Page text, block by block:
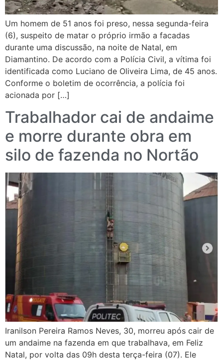
Um homem de 51 anos foi preso, nessa segunda-feira
(6), suspeito de matar o próprio irmão a facadas
durante uma discussão, na noite de Natal, em
Diamantino. De acordo com a Polícia Civil, a vítima foi
identificada como Luciano de Oliveira Lima, de 45 anos.
Conforme o boletim de ocorrência, a polícia foi
acionada por […]
Trabalhador cai de andaime
e morre durante obra em
silo de fazenda no Nortão
Iranilson Pereira Ramos Neves, 30, morreu após cair de
um andaime na fazenda em que trabalhava, em Feliz
Natal, por volta das 09h desta terça-feira (07). Ele